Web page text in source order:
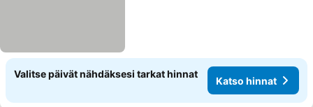
Valitse päivät nähdäksesi tarkat hinnat
Katso hinnat